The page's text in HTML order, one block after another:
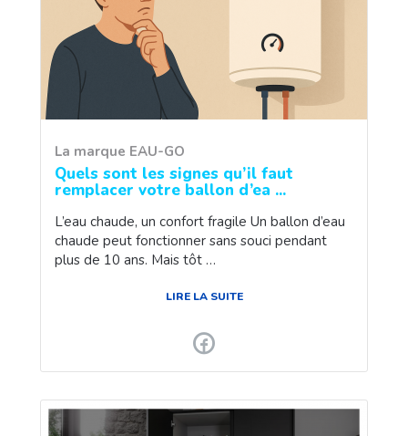
La marque EAU-GO
Quels sont les signes qu’il faut
remplacer votre ballon d’ea ...
L’eau chaude, un confort fragile Un ballon d’eau
chaude peut fonctionner sans souci pendant
plus de 10 ans. Mais tôt …
LIRE LA SUITE